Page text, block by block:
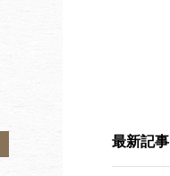
最新記事